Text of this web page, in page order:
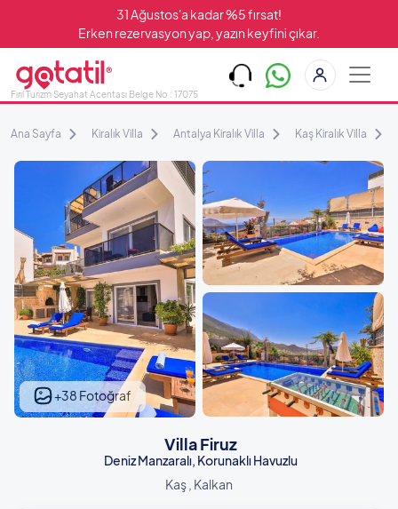
31 Ağustos'a kadar %5 fırsat!
Erken rezervasyon yap, yazın keyfini çıkar.
Fırıl Turizm Seyahat Acentası Belge No : 17075
Ana Sayfa Kiralık Villa Antalya Kiralık Villa Kaş Kiralık Villa
Villa Firuz
Deniz Manzaralı, Korunaklı Havuzlu
Kaş , Kalkan
+38 Fotoğraf